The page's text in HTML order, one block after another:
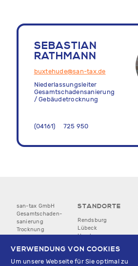
SEBASTIAN
RATHMANN
buxtehude@san-tax.de
Niederlassungsleiter
Gesamtschadensanierung
/ Gebäudetrocknung
04161 725 950
san-tax GmbH
Gesamtschaden­
sanierung
Trocknung
© 2025
STANDORTE
Rendsburg
Lübeck
Hamburg
Hannover
Osnabrück
VERWENDUNG VON COOKIES
Um unsere Webseite für Sie optimal zu